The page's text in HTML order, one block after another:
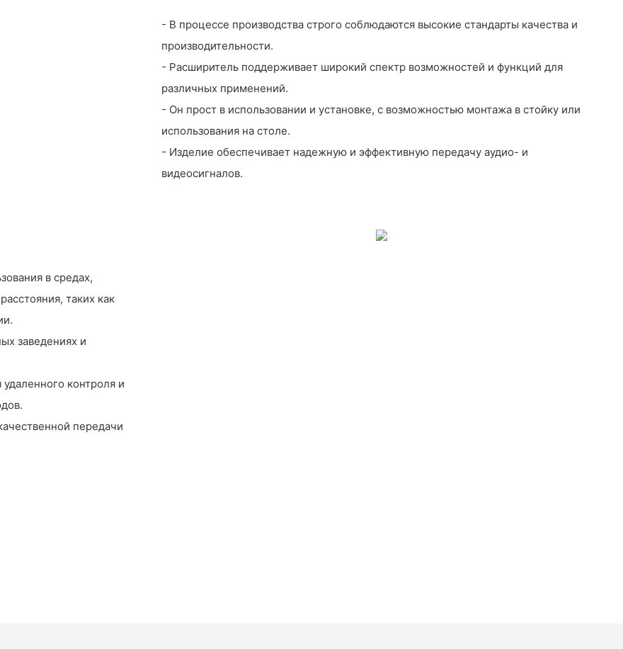
- В процессе производства строго соблюдаются высокие стандарты качества и
производительности.
- Расширитель поддерживает широкий спектр возможностей и функций для
различных применений.
- Он прост в использовании и установке, с возможностью монтажа в стойку или
использования на столе.
- Изделие обеспечивает надежную и эффективную передачу аудио- и
видеосигналов.
в средах,
таких как
заведениях и
контроля и
передачи